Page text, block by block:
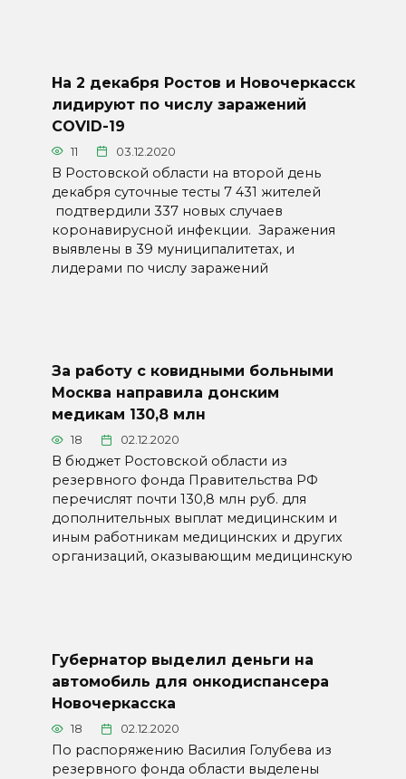
На 2 декабря Ростов и Новочеркасск
лидируют по числу заражений
COVID-19
11 03.12.2020
В Ростовской области на второй день
декабря суточные тесты 7 431 жителей
подтвердили 337 новых случаев
коронавирусной инфекции. Заражения
выявлены в 39 муниципалитетах, и
лидерами по числу заражений
За работу с ковидными больными
Москва направила донским
медикам 130,8 млн
18 02.12.2020
В бюджет Ростовской области из
резервного фонда Правительства РФ
перечислят почти 130,8 млн руб. для
дополнительных выплат медицинским и
иным работникам медицинских и других
организаций, оказывающим медицинскую
Губернатор выделил деньги на
автомобиль для онкодиспансера
Новочеркасска
18 02.12.2020
По распоряжению Василия Голубева из
резервного фонда области выделены